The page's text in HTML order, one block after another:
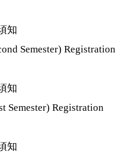
知
Semester) Registration
知
Semester) Registration
知